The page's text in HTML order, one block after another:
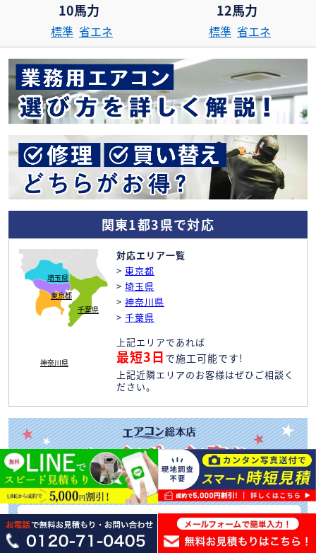
10馬力
標準 省エネ
12馬力
標準 省エネ
関東1都3県で対応
東京都
埼玉県
神奈川県
千葉県
対応エリア一覧
> 東京都
> 埼玉県
> 神奈川県
> 千葉県
上記エリアであれば
最短3日 で施工可能です!
上記近隣エリアのお客様はぜひご相談く
ださい。